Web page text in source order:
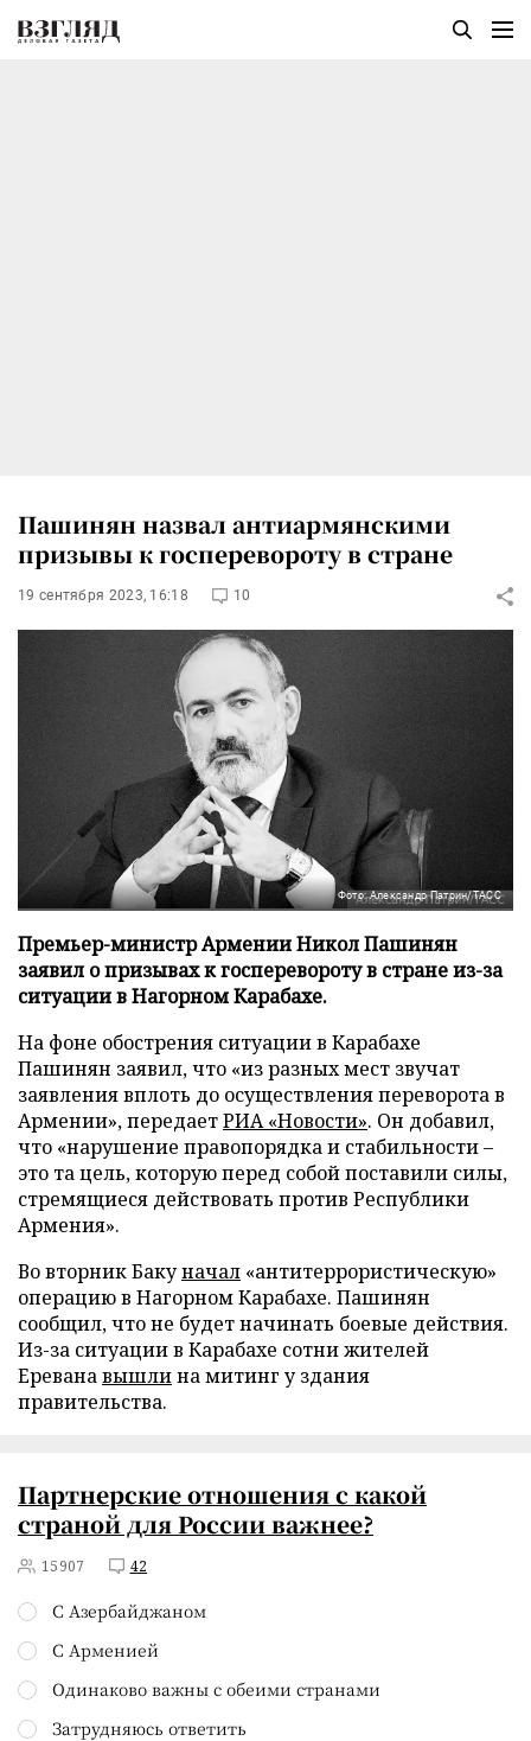
Пашинян назвал антиармянскими
призывы к госперевороту в стране
19 сентября 2023, 16:18 10
Фото: Александр Патрин/ТАСС
Премьер-министр Армении Никол Пашинян
заявил о призывах к госперевороту в стране из-за
ситуации в Нагорном Карабахе.
На фоне обострения ситуации в Карабахе
Пашинян заявил, что «из разных мест звучат
заявления вплоть до осуществления переворота в
Армении», передаетРИА «Новости». Он добавил,
что «нарушение правопорядка и стабильности –
это та цель, которую перед собой поставили силы,
стремящиеся действовать против Республики
Армения».
Во вторник Бакуначал «антитеррористическую»
операцию в Нагорном Карабахе. Пашинян
сообщил, что не будет начинать боевые действия.
Из-за ситуации в Карабахе сотни жителей
Ереванавышлина митинг у здания
правительства.
Партнерские отношения с какой
страной для России важнее?
15907 42
С Азербайджаном
С Арменией
Одинаково важны с обеими странами
Затрудняюсь ответить